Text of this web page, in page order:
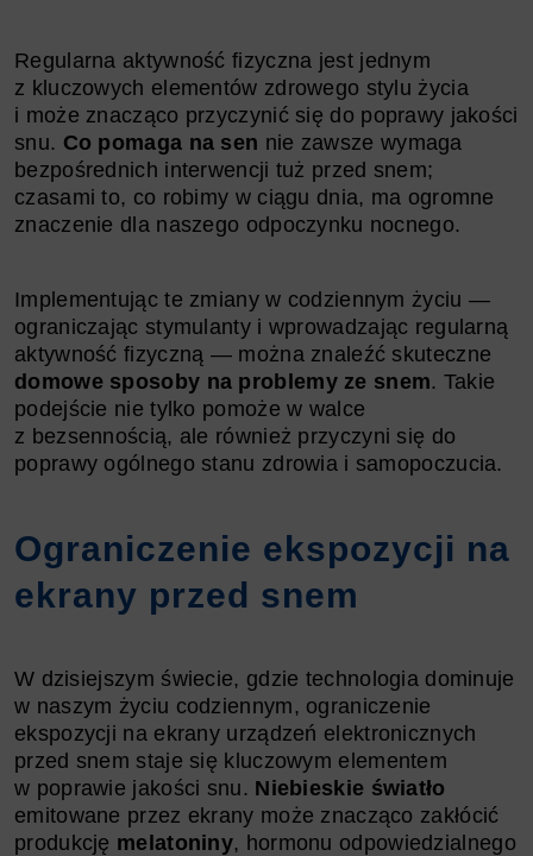
Regularna aktywność fizyczna jest jednym
z kluczowych elementów zdrowego stylu życia
i może znacząco przyczynić się do poprawy jakości
snu. Co pomaga na sen nie zawsze wymaga
bezpośrednich interwencji tuż przed snem;
czasami to, co robimy w ciągu dnia, ma ogromne
znaczenie dla naszego odpoczynku nocnego.
Implementując te zmiany w codziennym życiu —
ograniczając stymulanty i wprowadzając regularną
aktywność fizyczną — można znaleźć skuteczne
domowe sposoby na problemy ze snem. Takie
podejście nie tylko pomoże w walce
z bezsennością, ale również przyczyni się do
poprawy ogólnego stanu zdrowia i samopoczucia.
Ograniczenie ekspozycji na
ekrany przed snem
W dzisiejszym świecie, gdzie technologia dominuje
w naszym życiu codziennym, ograniczenie
ekspozycji na ekrany urządzeń elektronicznych
przed snem staje się kluczowym elementem
w poprawie jakości snu. Niebieskie światło
emitowane przez ekrany może znacząco zakłócić
produkcję melatoniny, hormonu odpowiedzialnego